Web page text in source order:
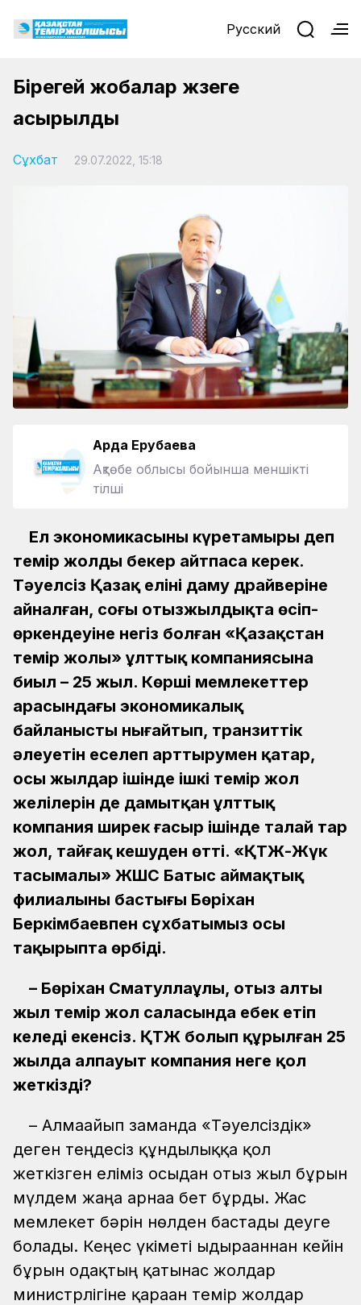
Русский
Бірегей жобалар жүзеге
асырылды
Сұхбат 29.07.2022, 15:18
Ардақ Ерубаева
Ақтөбе облысы бойынша меншікті
тілші
Ел экономикасының күретамыры деп
темір жолды бекер айтпаса керек.
Тәуелсіз Қазақ елінің даму драйверіне
айналған, соңғы отызжылдықта өсіп-
өркендеуіне негіз болған «Қазақстан
темір жолы» ұлттық компаниясына
биыл – 25 жыл. Көрші мемлекеттер
арасындағы экономикалық
байланысты нығайтып, транзиттік
әлеуетін еселеп арттырумен қатар,
осы жылдар ішінде ішкі темір жол
желілерін де дамытқан ұлттық
компания ширек ғасыр ішінде талай тар
жол, тайғақ кешуден өтті. «ҚТЖ-Жүк
тасымалы» ЖШС Батыс аймақтық
филиалының бастығы Бөріхан
Беркімбаевпен сұхбатымыз осы
тақырыпта өрбіді.
– Бөріхан Сматуллаұлы, отыз алты
жыл темір жол саласында еңбек етіп
келеді екенсіз. ҚТЖ болып құрылған 25
жылда алпауыт компания неге қол
жеткізді?
– Алмағайып заманда «Тәуелсіздік»
деген теңдесіз құндылыққа қол
жеткізген еліміз осыдан отыз жыл бұрын
мүлдем жаңа арнаға бет бұрды. Жас
мемлекет бәрін нөлден бастады деуге
болады. Кеңес үкіметі ыдырағаннан кейін
бұрын одақтың қатынас жолдар
министрлігіне қараған темір жолдар